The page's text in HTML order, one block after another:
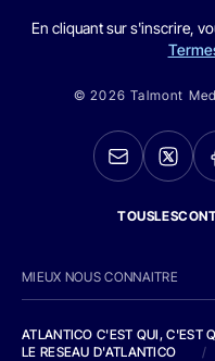
En cliquant sur s'inscrire,
© 2026 Talmont
MIEUX NOUS CONNAITRE
ATLANTICO C'EST QUI, C'EST
LE RESEAU D'ATLANTICO
/